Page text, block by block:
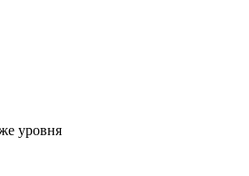
уровня